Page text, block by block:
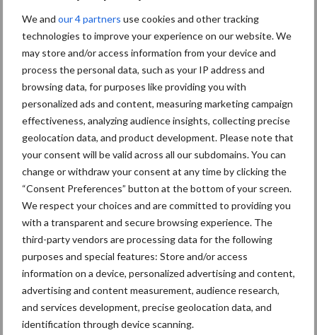
We and our 4 partners use cookies and other tracking
technologies to improve your experience on our website. We
may store and/or access information from your device and
process the personal data, such as your IP address and
browsing data, for purposes like providing you with
personalized ads and content, measuring marketing campaign
effectiveness, analyzing audience insights, collecting precise
geolocation data, and product development. Please note that
your consent will be valid across all our subdomains. You can
change or withdraw your consent at any time by clicking the
“Consent Preferences” button at the bottom of your screen.
We respect your choices and are committed to providing you
with a transparent and secure browsing experience. The
third-party vendors are processing data for the following
purposes and special features: Store and/or access
information on a device, personalized advertising and content,
advertising and content measurement, audience research,
and services development, precise geolocation data, and
identification through device scanning.
Primaire
Sidebar
Recent nieuws Partner nieuws
6 aug
Tien praktische tips voor een
Themapagina's
Diergezondheid Bemesting Fokkerij
Bedrijfsnieuws
Ligbox &
Voerhekken
Toon meer